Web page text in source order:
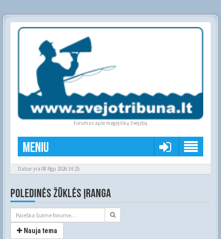
Forumas apie mėgėjišką žvejybą
Meniu
Dabar yra 08 Rgp 2026 14:25
POLEDINĖS ŽŪKLĖS ĮRANGA
Nauja tema